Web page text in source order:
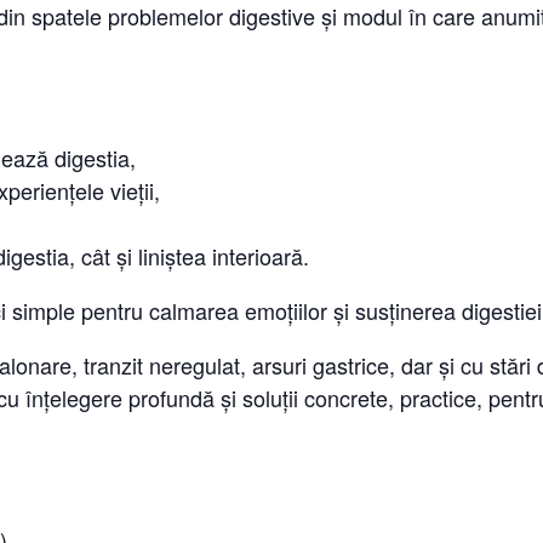
spatele problemelor digestive și modul în care
digestia,
vieții,
cât și liniștea interioară.
pentru calmarea emoțiilor și susținerea
tranzit neregulat, arsuri gastrice, dar și cu stări
înțelegere profundă și soluții concrete, practice,